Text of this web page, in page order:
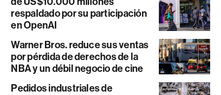
respaldado por su participación
en OpenAI
Warner Bros. reduce sus ventas
por pérdida de derechos de la
NBA y un débil negocio de cine
Pedidos industriales de